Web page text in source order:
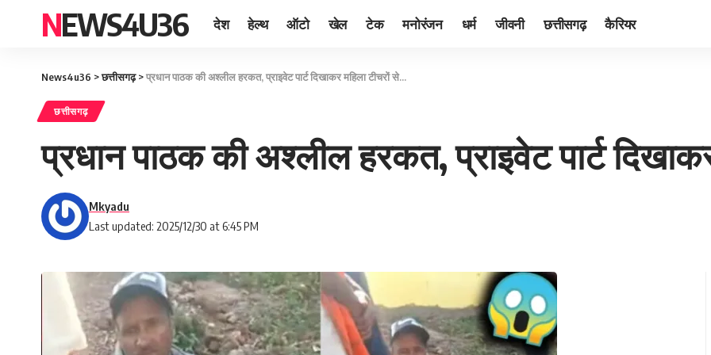
NEWS4U36 देश हेल्थ ऑटो खेल टेक मनोरंजन धर्म जीवनी छत्तीसगढ़ कैरियर
News4u36 >छत्तीसगढ़>प्रधान पाठक की अश्लील हरकत, प्राइवेट पार्ट दिखाकर महिला टीचरों से…
छत्तीसगढ़
प्रधान पाठक की अश्लील हरकत, प्राइवेट पार्ट
Last updated: 2025/12/30 at 6:45 PM
Mkyadu